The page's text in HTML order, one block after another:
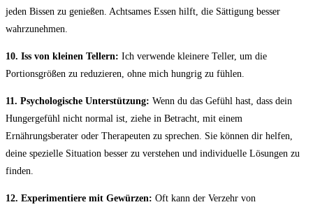
jeden Bissen zu genießen. Achtsames⁣ Essen hilft,⁤ die Sättigung besser
wahrzunehmen.
10. Iss‌ von‌ kleinen Tellern: Ich ‌verwende kleinere⁣ Teller, um die
Portionsgrößen zu‌ reduzieren, ohne mich hungrig zu ‍fühlen.
11. Psychologische Unterstützung: Wenn du das⁢ Gefühl⁣ hast, dass‌ dein ​
Hungergefühl ‌nicht normal ist, ziehe in Betracht,‌ mit ⁣einem
Ernährungsberater ‌oder Therapeuten zu ⁤sprechen. Sie können dir helfen,‌
deine spezielle Situation besser⁢ zu verstehen‌ und individuelle Lösungen zu
‍finden.
12. Experimentiere mit‌ Gewürzen: Oft kann der ‍Verzehr von